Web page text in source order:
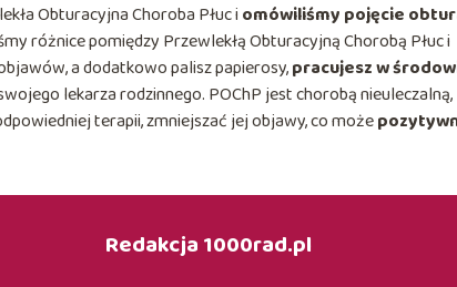
Obturacyjna Choroba Płuc i omówiliśmy pojęcie
różnice pomiędzy Przewlekłą Obturacyjną Chorobą Płuc i
a dodatkowo palisz papierosy,pracujesz w
lekarza rodzinnego. POChP jest chorobą nieuleczalną,
terapii, zmniejszać jej objawy, co może
Redakcja 1000rad.pl